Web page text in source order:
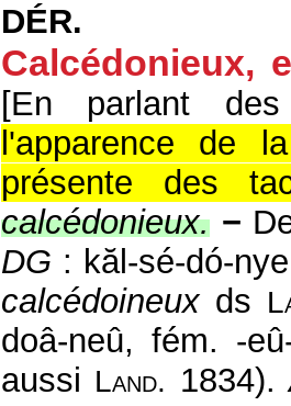
DÉR.
Calcédonieux,
[En parlant des
l'apparence de
présente des
calcédonieux. −
DG : kăl-sé-dó-
calcédoineux ds
doâ-neû, fém. -
aussi Land. 1834).